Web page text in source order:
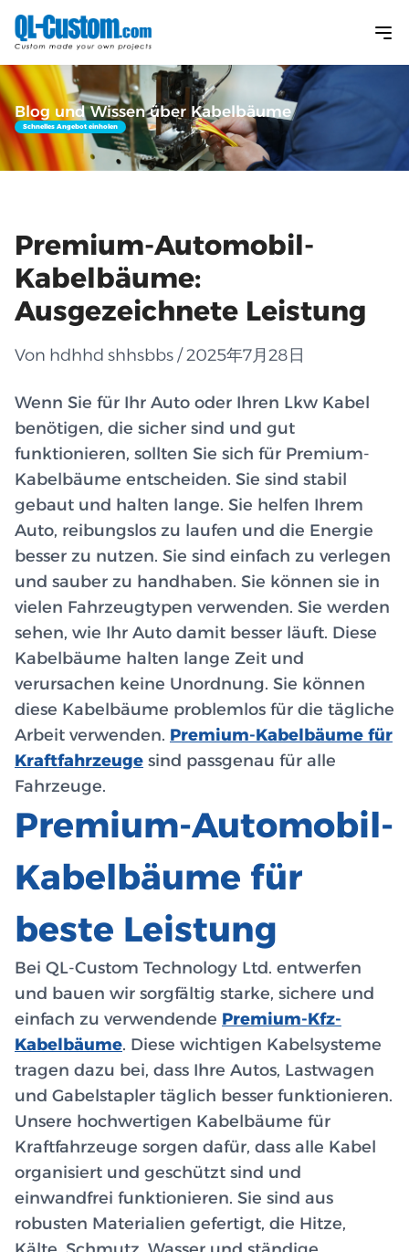
Blog und Wissen über Kabelbäume
Schnelles Angebot einholen
Premium-Automobil-
Kabelbäume:
Ausgezeichnete Leistung
Von hdhhd shhsbbs / 2025年7月28日
Wenn Sie für Ihr Auto oder Ihren Lkw Kabel
benötigen, die sicher sind und gut
funktionieren, sollten Sie sich für Premium-
Kabelbäume entscheiden. Sie sind stabil
gebaut und halten lange. Sie helfen Ihrem
Auto, reibungslos zu laufen und die Energie
besser zu nutzen. Sie sind einfach zu verlegen
und sauber zu handhaben. Sie können sie in
vielen Fahrzeugtypen verwenden. Sie werden
sehen, wie Ihr Auto damit besser läuft. Diese
Kabelbäume halten lange Zeit und
verursachen keine Unordnung. Sie können
diese Kabelbäume problemlos für die tägliche
Arbeit verwenden. Premium-Kabelbäume für
Kraftfahrzeuge sind passgenau für alle
Fahrzeuge.
Premium-Automobil-
Kabelbäume für
beste Leistung
Bei QL-Custom Technology Ltd. entwerfen
und bauen wir sorgfältig starke, sichere und
einfach zu verwendende Premium-Kfz-
Kabelbäume. Diese wichtigen Kabelsysteme
tragen dazu bei, dass Ihre Autos, Lastwagen
und Gabelstapler täglich besser funktionieren.
Unsere hochwertigen Kabelbäume für
Kraftfahrzeuge sorgen dafür, dass alle Kabel
organisiert und geschützt sind und
einwandfrei funktionieren. Sie sind aus
robusten Materialien gefertigt, die Hitze,